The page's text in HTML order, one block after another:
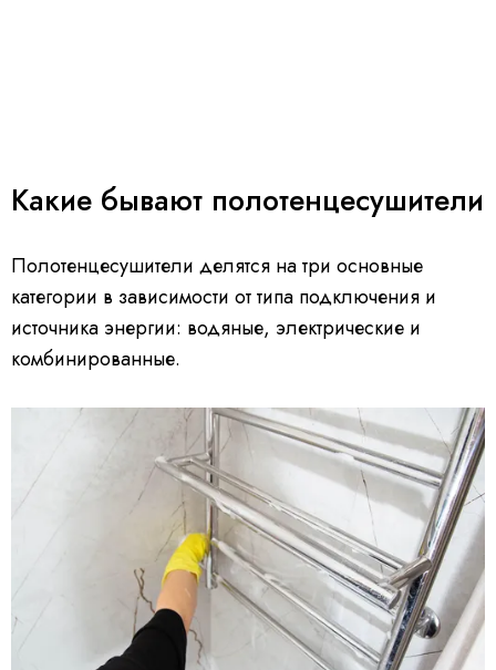
Какие бывают полотенцесушители
Полотенцесушители делятся на три основные
категории в зависимости от типа подключения и
источника энергии: водяные, электрические и
комбинированные.